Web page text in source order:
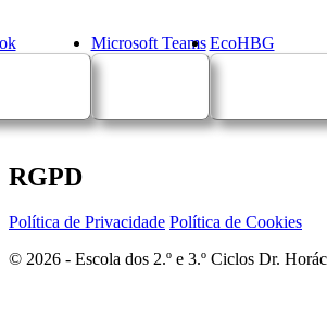
Microsoft Teams EcoHBG
RGPD
Política de Privacidade Política de Cookies
© 2026 - Escola dos 2.º e 3.º Ciclos Dr.